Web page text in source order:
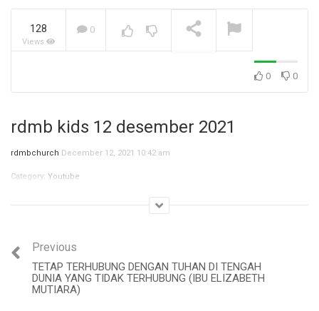
Jangan Biarkan Masa Lalu,
Depanmu! (Ibu Siane)
128
Views
0
0 0
rdmb kids 12 desember 2021
rdmbchurch December 12, 2021 10:42 am
Category: Youtube
Previous
TETAP TERHUBUNG DENGAN TUHAN DI TENGAH
DUNIA YANG TIDAK TERHUBUNG (IBU ELIZABETH
MUTIARA)